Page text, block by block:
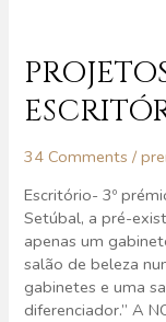
34 Comments /
Escritório- 3º
Setúbal, a pré-
apenas um
salão de beleza
gabinetes e uma
diferenciador.” A
Escritório